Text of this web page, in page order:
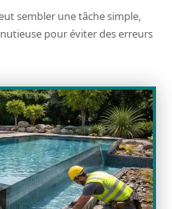
sembler une tâche simple,
pour éviter des erreurs